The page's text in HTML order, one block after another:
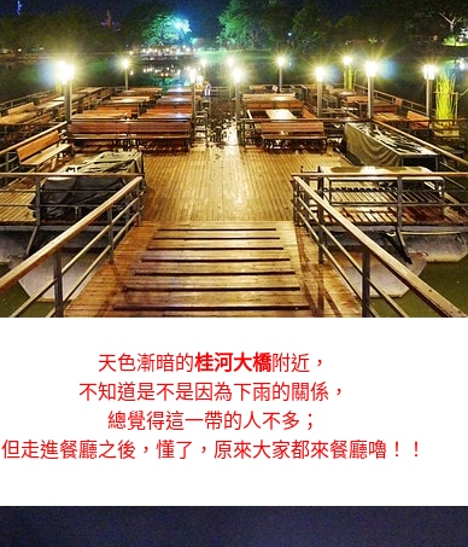
天色漸暗的桂河大橋附近，
不知道是不是因為下雨的關係，
總覺得這一帶的人不多；
但走進餐廳之後，懂了，原來大家都來餐廳嚕！！